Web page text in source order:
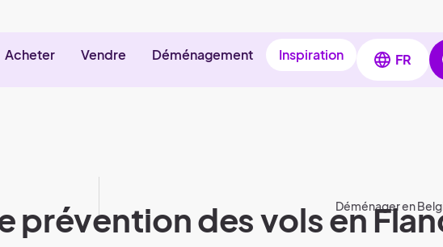
Acheter Vendre Déménagement Inspiration FR
Déménager en
prévention des vols en